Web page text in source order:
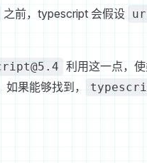
之前，typescript 会假设
利用这一点，
果能够找到，